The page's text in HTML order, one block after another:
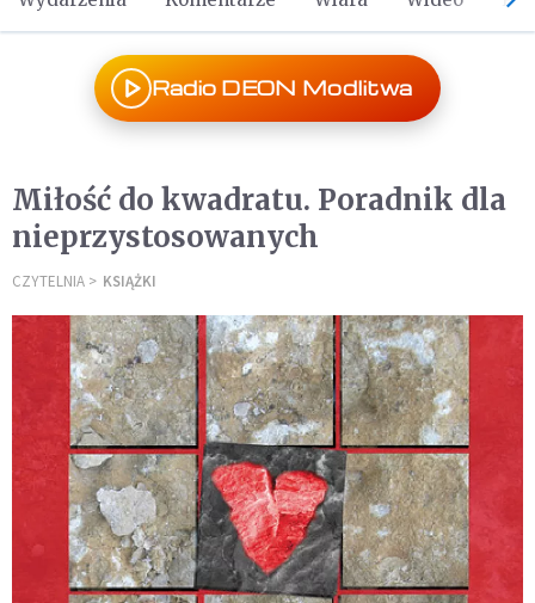
Radio DEON Modlitwa
Miłość do kwadratu. Poradnik dla
nieprzystosowanych
CZYTELNIA KSIĄŻKI